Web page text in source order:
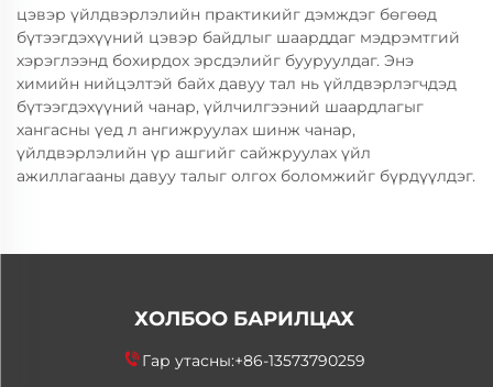
цэвэр үйлдвэрлэлийн практикийг дэмждэг бөгөөд
бүтээгдэхүүний цэвэр байдлыг шаарддаг мэдрэмтгий
хэрэглээнд бохирдох эрсдэлийг бууруулдаг. Энэ
химийн нийцэлтэй байх давуу тал нь үйлдвэрлэгчдэд
бүтээгдэхүүний чанар, үйлчилгээний шаардлагыг
хангасны үед л ангижруулах шинж чанар,
үйлдвэрлэлийн үр ашгийг сайжруулах үйл
ажиллагааны давуу талыг олгох боломжийг бүрдүүлдэг.
ХОЛБОО БАРИЛЦАХ
Гар утасны:+86-13573790259